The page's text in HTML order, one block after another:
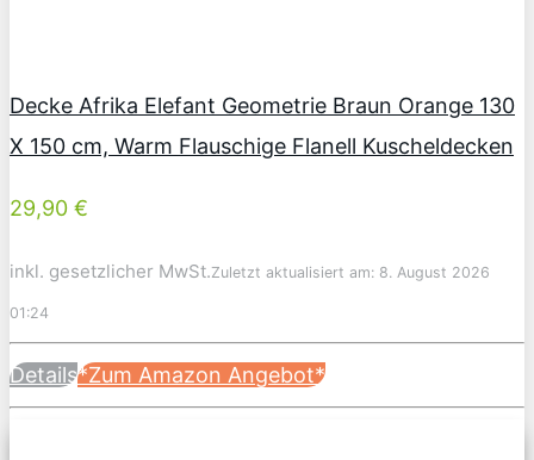
Decke Afrika Elefant Geometrie Braun Orange 130
X 150 cm, Warm Flauschige Flanell Kuscheldecken
29,90 €
inkl. gesetzlicher MwSt.Zuletzt aktualisiert am: 8. August 2026
01:24
Details*Zum Amazon Angebot*